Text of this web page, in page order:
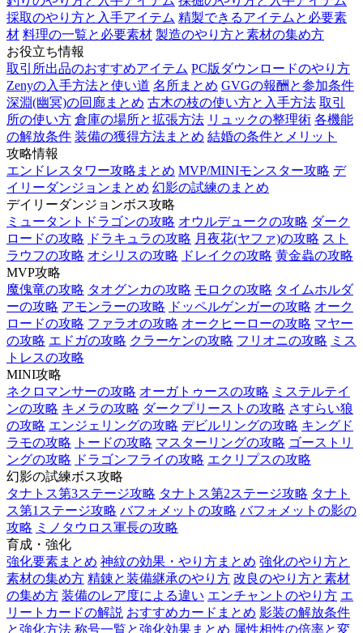
採取のやり方と入手アイテム 精製できるアイテムと必要素
材 料理の一覧と必要素材 製造のやり方と素材の集め方
お役立ち情報
取引所出品のおすすめアイテム PC版ダウンロードのやり方
Zenyの入手方法と使い道 名所まとめ GVGの報酬と参加条件
深淵(幽冥)の回廊まとめ 古木の枝の使い方と入手方法 取引
所の使い方 倉庫の場所と拡張方法 リュックの整理術 各機能
の解放条件 装備の獲得方法まとめ 結婚の条件とメリット
攻略情報
エンドレスタワー攻略まとめ MVP/MINIモンスター攻略 デ
イリーダンジョンまとめ 幻影の試練のまとめ
デイリーダンジョンボス攻略
ミュータントドラゴンの攻略 オウルデュークの攻略 ダーク
ロードの攻略 ドラキュラの攻略 月夜花(ヤファ)の攻略 スト
ラウフの攻略 オシリスの攻略 ドレイクの攻略 黄金蟲の攻略
MVP攻略
魔傀竜の攻略 タオグンカの攻略 モロクの攻略 タイムホルダ
ーの攻略 アモンラーの攻略 ドッペルゲンガーの攻略 オーク
ロードの攻略 ファラオの攻略 オークヒーローの攻略 マヤー
の攻略 エドガの攻略 クラーケンの攻略 フリオニの攻略 ミス
トレスの攻略
MINI攻略
ネクロマンサーの攻略 オーガトゥースの攻略 ミステルテイ
ンの攻略 キメラの攻略 ダークプリーストの攻略 さすらい狼
の攻略 エンジェリングの攻略 デビルリングの攻略 キングド
ラモの攻略
トードの攻略 マスターリングの攻略 ゴーストリ
ングの攻略 ドラゴンフライの攻略 エクリプスの攻略
幻影の試練ボス攻略
タナトス第3ステージ攻略 タナトス第2ステージ攻略 タナト
ス第1ステージ攻略 バフォメットの攻略 バフォメットの影の
攻略 ミノタウロス軍長の攻略
育成・強化
強化要素まとめ 神紋の効果・やり方まとめ 強化のやり方と
素材の集め方 精錬と装備継承のやり方 改良のやり方と素材
の集め方 装備のレア度による違い エンチャントのやり方 エ
リートカードの解説 おすすめカードまとめ 影装の解放条件
と強化方法 称号一覧と強化効果まとめ 属性相性の倍率と変